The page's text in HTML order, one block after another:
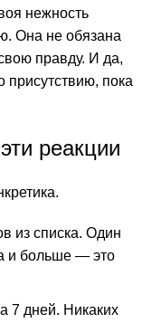
нежность
Она не обязана
правду. И да,
присутствию, пока
реакции
из списка. Один
и больше — это
7 дней. Никаких